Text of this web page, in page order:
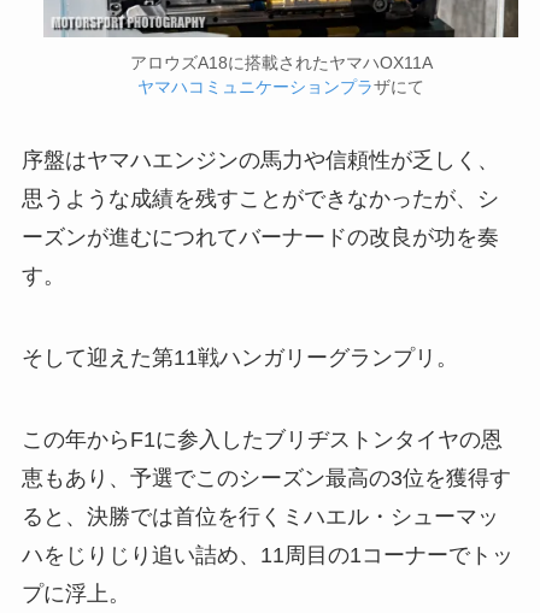
アロウズA18に搭載されたヤマハOX11A
ヤマハコミュニケーションプラザにて
序盤はヤマハエンジンの馬力や信頼性が乏しく、
思うような成績を残すことができなかったが、シ
ーズンが進むにつれてバーナードの改良が功を奏
す。
そして迎えた第11戦ハンガリーグランプリ。
この年からF1に参入したブリヂストンタイヤの恩
恵もあり、予選でこのシーズン最高の3位を獲得す
ると、決勝では首位を行くミハエル・シューマッ
ハをじりじり追い詰め、11周目の1コーナーでトッ
プに浮上。